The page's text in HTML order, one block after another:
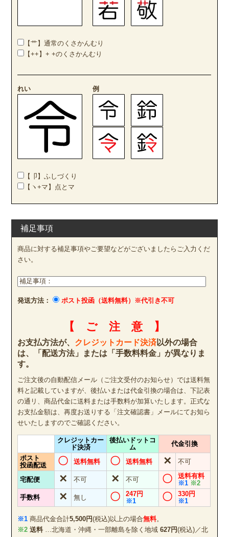
【艹】通常のくさかんむり
【++】+ +のくさかんむり
れい 例
【卩】ふしづくり
【ヽ+マ】点とマ
補足事項
商品に対する補足事項やご要望などがございましたらご入力くだ
さい。
発送方法： ポスト投函（送料無料）※代引き不可
【 ご 注 意 】
お支払方法が、 クレジットカード決済以外の場合
は、「配送方法」または「手数料料金」が異なりま
す。
ご注文後の自動配信メール（ご注文受付のお知らせ）では送料無
料と記載していますが、後払いまたは代金引換の場合は、下記表
の通リ、商品代金に送料または手数料が加算いたします。正式な
お支払金額は、再度お送りする「注文確認書」メールにてお知ら
せいたしますのでご確認ください。
クレジットカー
ド決済
後払いドットコ
ム
代金引換
ポスト
投函配送
〇 送料無料 〇 送料無料 ✕ 不可
宅配便 ✕ 不可 ✕ 不可 〇
送料有料
※1 ※2
手数料
✕ 無し 〇
247円
※1
〇
330円
※1
※1 商品代金合計5,500円(税込)以上の場合無料。
※2 送料…北海道・沖縄・一部離島を除く地域627円(税込)／北